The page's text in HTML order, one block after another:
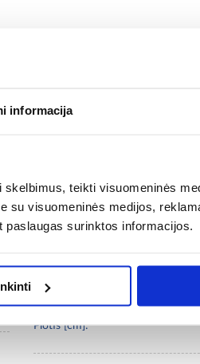
informacija
teikti visuomeninės
su visuomeninės medijos,
surinktos informacijos.
Svoris [kg]:
Plotis [cm]: